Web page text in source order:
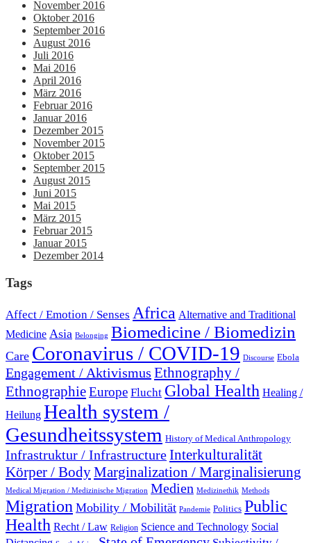
November 2016
Oktober 2016
September 2016
August 2016
Juli 2016
Mai 2016
April 2016
März 2016
Februar 2016
Januar 2016
Dezember 2015
November 2015
Oktober 2015
September 2015
August 2015
Juni 2015
Mai 2015
März 2015
Februar 2015
Januar 2015
Dezember 2014
Tags
Affect / Emotion / Senses Africa Alternative and Traditional
Medicine Asia Belonging Biomedicine / Biomedizin
Care Coronavirus / COVID-19 Discourse Ebola
Engagement / Aktivismus Ethnography /
EthnographieEurope Flucht Global Health Healing /
Heilung Health system /
Gesundheitssystem History of Medical Anthropology
Infrastruktur / InfrastructureInterkulturalität
Körper / BodyMarginalization / Marginalisierung
Medical Migration / Medizinische Migration Medien Medizinethik Methods
Migration Mobility / Mobilität Pandemie Politics Public
Health Recht / Law Religion Science and Technology Social